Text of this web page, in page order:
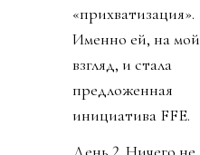
«прихватизация».
Именно ей, на мой
взгляд, и стала
предложенная
инициатива FFE.